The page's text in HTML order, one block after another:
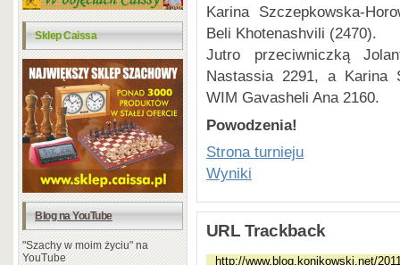
Sklep Caissa
Blog na YouTube
"Szachy w moim życiu" na
YouTube
Karina Szczepkowska-
Beli Khotenashvili (2470).
Jutro przeciwniczką
Nastassia 2291, a Karina
WIM Gavasheli Ana 2160.
Powodzenia!
Strona turnieju
Wyniki
URL Trackback